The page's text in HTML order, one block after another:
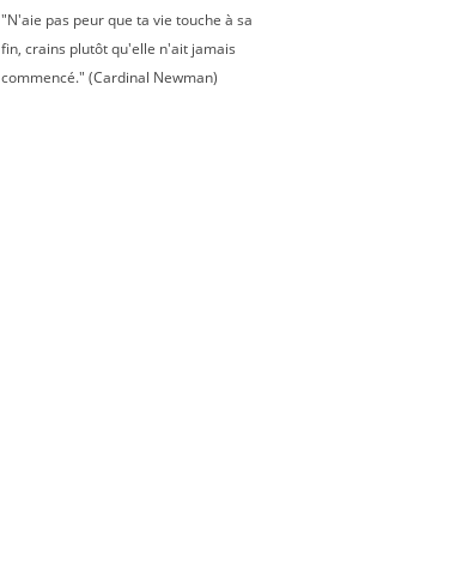
"N'aie pas peur que ta vie touche à sa
fin, crains plutôt qu'elle n'ait jamais
commencé." (Cardinal Newman)